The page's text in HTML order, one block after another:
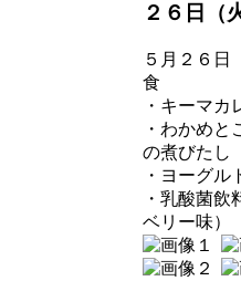
２６日（
５月２６日
食
・キーマカ
・わかめと
の煮びたし
・ヨーグル
・乳酸菌飲
ベリー味）